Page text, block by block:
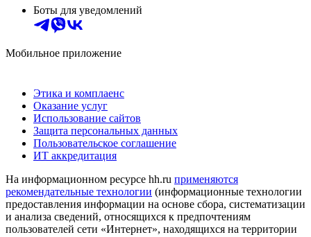
Боты для уведомлений
Мобильное приложение
Этика и комплаенс
Оказание услуг
Использование сайтов
Защита персональных данных
Пользовательское соглашение
ИТ аккредитация
На информационном ресурсе hh.ru применяются
рекомендательные технологии (информационные технологии
предоставления информации на основе сбора, систематизации
и анализа сведений, относящихся к предпочтениям
пользователей сети «Интернет», находящихся на территории